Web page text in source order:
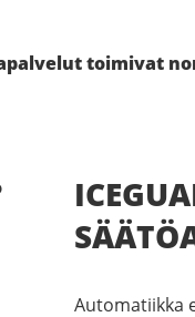
toimivat
Automatiikka